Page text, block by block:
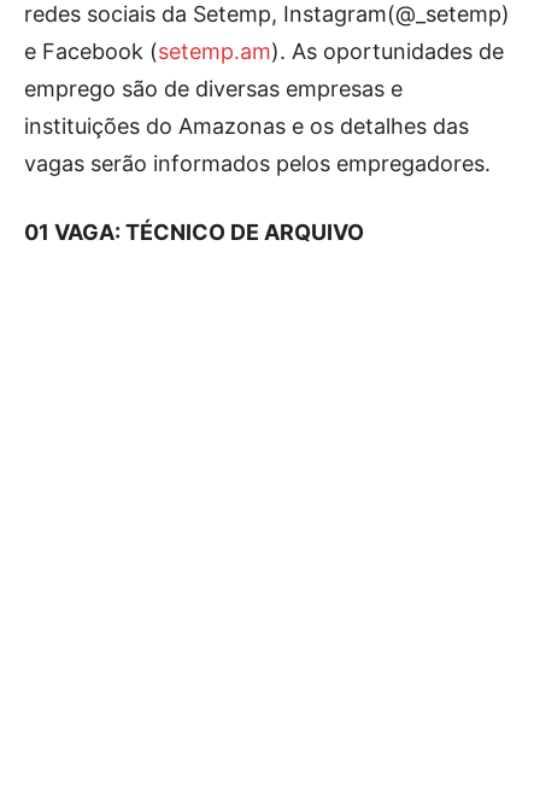
redes sociais da Setemp, Instagram(@_setemp)
e Facebook (setemp.am). As oportunidades de
emprego são de diversas empresas e
instituições do Amazonas e os detalhes das
vagas serão informados pelos empregadores.
01 VAGA: TÉCNICO DE ARQUIVO